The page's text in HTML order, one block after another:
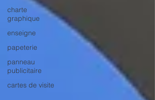
charte
graphique
enseigne
papeterie
panneau
publicitaire
cartes de visite